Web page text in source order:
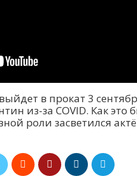
в прокат 3
из-за COVID. Как
роли засветился